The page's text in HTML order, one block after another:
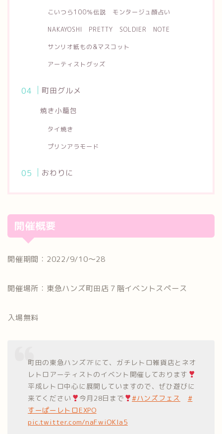
こいつら100％伝説 モンタージュ顔占い
NAKAYOSHI PRETTY SOLDIER NOTE
サンリオ紙もの&マスコット
アーティストグッズ
町田グルメ
焼き小籠包
タイ焼き
プリンアラモード
おわりに
開催概要
開催期間：2022/9/10～28
開催場所：東急ハンズ町田店７階イベントスペース
入場無料
町田の東急ハンズ7Fにて、ガチレトロ雑貨店とネオ
レトロアーティストのイベント開催しております
平成レトロ中心に展開していますので、ぜひ遊びに
来てください
今月28日まで #ハンズフェス
#
すーぱーレトロEXPO
pic.twitter.com/naFwiOKIa5